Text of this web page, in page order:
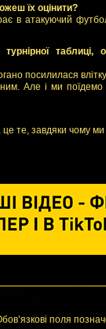
їх оцінити?
в атакуючий
таблиці,
посилилася
Але і ми
це те, завдяки чому
поля